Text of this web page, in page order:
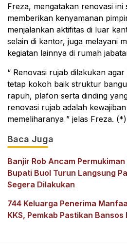
Freza, mengatakan renovasi ini
memberikan kenyamanan
menjalankan aktifitas di luar
selain di kantor, juga melayani
kegiatan lainnya di rumah
“ Renovasi rujab dilakukan
tetap kokoh baik struktur
rapuh, plafon serta dinding
renovasi rujab adalah
memeliharanya ” jelas Freza. (*)
Baca Juga
Banjir Rob Ancam
Bupati Buol Turun Langsung
Segera Dilakukan
744 Keluarga Penerima
KKS, Pemkab Pastikan